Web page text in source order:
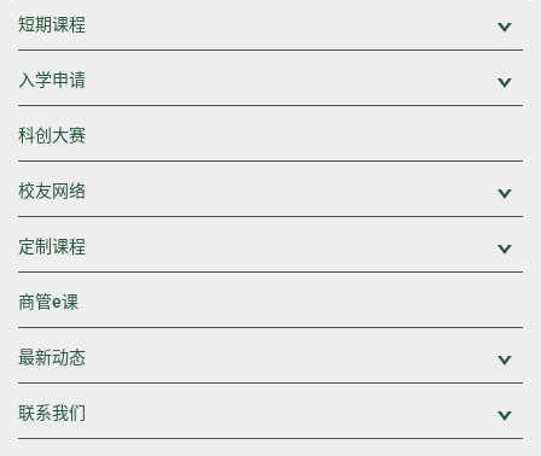
短期课程
入学申请
科创大赛
校友网络
定制课程
商管e课
最新动态
联系我们